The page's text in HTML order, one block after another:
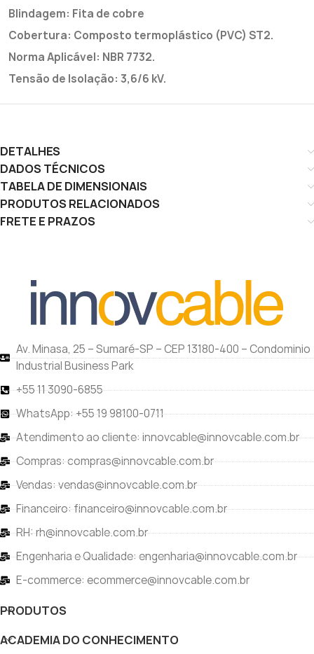
Blindagem: Fita de cobre
Cobertura: Composto termoplástico (PVC) ST2.
Norma Aplicável: NBR 7732.
Tensão de Isolação: 3,6/6 kV.
DETALHES
DADOS TÉCNICOS
TABELA DE DIMENSIONAIS
PRODUTOS RELACIONADOS
FRETE E PRAZOS
Av. Minasa, 25 – Sumaré-SP – CEP 13180-400 – Condominio
Industrial Business Park
+55 11 3090-6855
WhatsApp: +55 19 98100-0711
Atendimento ao cliente: innovcable@innovcable.com.br
Compras: compras@innovcable.com.br
Vendas: vendas@innovcable.com.br
Financeiro: financeiro@innovcable.com.br
RH: rh@innovcable.com.br
Engenharia e Qualidade: engenharia@innovcable.com.br
E-commerce: ecommerce@innovcable.com.br
PRODUTOS
ACADEMIA DO CONHECIMENTO